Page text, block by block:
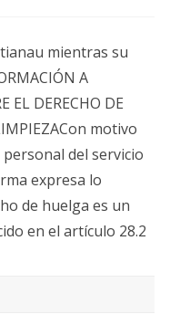
mientras su
A
EL DERECHO DE
motivo
del servicio
expresa lo
de huelga es un
en el artículo 28.2